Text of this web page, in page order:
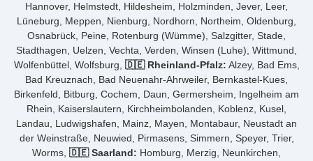
Hannover, Helmstedt, Hildesheim, Holzminden, Jever, Leer,
Lüneburg, Meppen, Nienburg, Nordhorn, Northeim, Oldenburg,
Osnabrück, Peine, Rotenburg (Wümme), Salzgitter, Stade,
Stadthagen, Uelzen, Vechta, Verden, Winsen (Luhe), Wittmund,
Wolfenbüttel, Wolfsburg, 🇩🇪 Rheinland-Pfalz: Alzey, Bad Ems,
Bad Kreuznach, Bad Neuenahr-Ahrweiler, Bernkastel-Kues,
Birkenfeld, Bitburg, Cochem, Daun, Germersheim, Ingelheim am
Rhein, Kaiserslautern, Kirchheimbolanden, Koblenz, Kusel,
Landau, Ludwigshafen, Mainz, Mayen, Montabaur, Neustadt an
der Weinstraße, Neuwied, Pirmasens, Simmern, Speyer, Trier,
Worms, 🇩🇪 Saarland: Homburg, Merzig, Neunkirchen,